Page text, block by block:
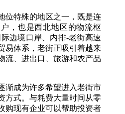
位特殊的地区之一，既是连
，也是西北地区的物流枢
边境口岸、内排-老街高速
易体系，老街正吸引着越来
流、进出口、旅游和农产品
渐成为许多希望进入老街市
方式。与耗费大量时间从零
购现有企业可以帮助投资者